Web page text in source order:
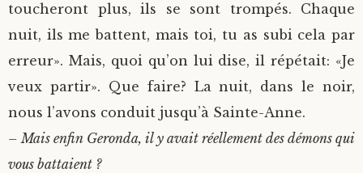
toucheront plus, ils se sont trompés. Chaque
nuit, ils me battent, mais toi, tu as subi cela par
erreur». Mais, quoi qu’on lui dise, il répétait: «Je
veux partir». Que faire? La nuit, dans le noir,
nous l’avons conduit jusqu’à Sainte-Anne.
– Mais enfin Geronda, il y avait réellement des démons qui
vous battaient ?